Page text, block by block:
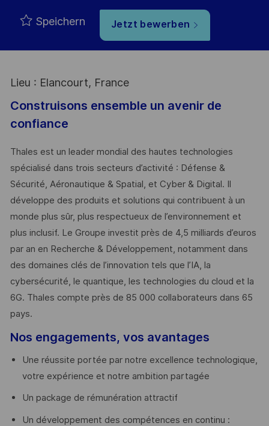
Speichern Jetzt bewerben
Lieu : Elancourt, France
Construisons ensemble un avenir de
confiance
Thales est un leader mondial des hautes technologies
spécialisé dans trois secteurs d’activité : Défense &
Sécurité, Aéronautique & Spatial, et Cyber & Digital. Il
développe des produits et solutions qui contribuent à un
monde plus sûr, plus respectueux de l’environnement et
plus inclusif. Le Groupe investit près de 4,5 milliards d’euros
par an en Recherche & Développement, notamment dans
des domaines clés de l’innovation tels que l’IA, la
cybersécurité, le quantique, les technologies du cloud et la
6G. Thales compte près de 85 000 collaborateurs dans 65
pays. ​
Nos engagements, vos avantages
Une réussite portée par notre excellence technologique,
votre expérience et notre ambition partagée
Un package de rémunération attractif
Un développement des compétences en continu :